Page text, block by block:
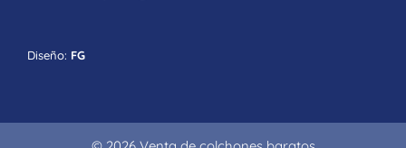
Diseño: FG